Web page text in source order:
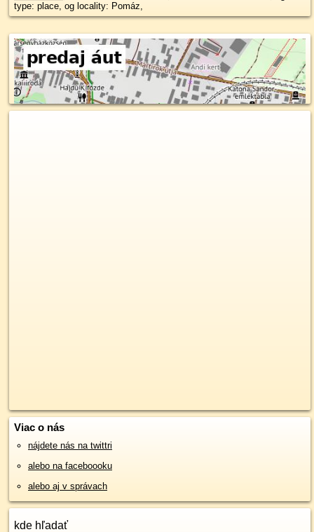
type: place, og locality: Pomáz,
Viac o nás
nájdete nás na twittri
alebo na faceboooku
alebo aj v správach
kde hľadať